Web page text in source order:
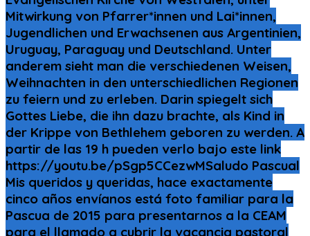
Mitwirkung von Pfarrer*innen und Lai*innen,
Jugendlichen und Erwachsenen aus Argentinien,
Uruguay, Paraguay und Deutschland. Unter
anderem sieht man die verschiedenen Weisen,
Weihnachten in den unterschiedlichen Regionen
zu feiern und zu erleben. Darin spiegelt sich
Gottes Liebe, die ihn dazu brachte, als Kind in
der Krippe von Bethlehem geboren zu werden. A
partir de las 19 h pueden verlo bajo este link
https://youtu.be/pSgp5CCezwMSaludo Pascual
Mis queridos y queridas, hace exactamente
cinco años envíanos está foto familiar para la
Pascua de 2015 para presentarnos a la CEAM
para el llamado a cubrir la vacancia pastoral